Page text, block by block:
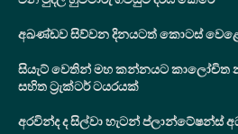
අඛණ්ඩව සිව්වන දිනයටත් කොටස්
සියැට් වෙතින් මහ කන්නයට කාලෝචිත
සහිත ට්‍රැක්ටර් ටයරයක්
අරවින්ද ද සිල්වා හැටන් ප්ලාන්ටේෂන්ස්